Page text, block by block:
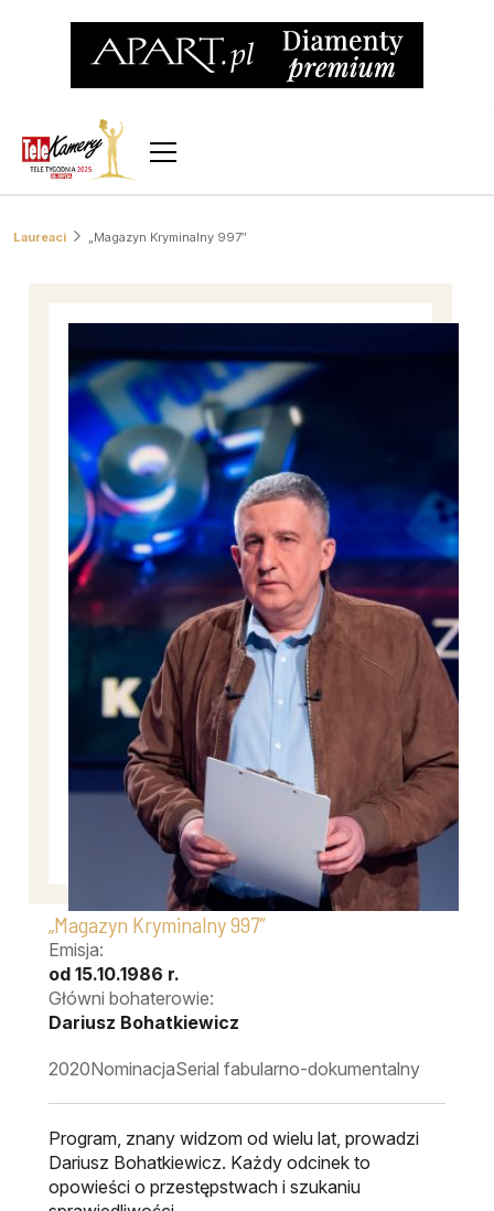
Laureaci „Magazyn Kryminalny 997″
„Magazyn Kryminalny 997″
Emisja:
od 15.10.1986 r.
Główni bohaterowie:
Dariusz Bohatkiewicz
2020NominacjaSerial fabularno-dokumentalny
Program, znany widzom od wielu lat, prowadzi
Dariusz Bohatkiewicz. Każdy odcinek to
opowieści o przestępstwach i szukaniu